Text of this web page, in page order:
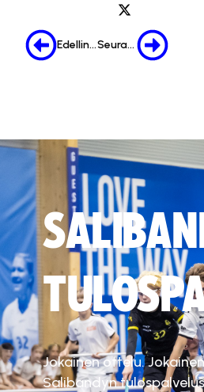
Edellinen Seuraava
Jokainen ottelu.
Salibandyn